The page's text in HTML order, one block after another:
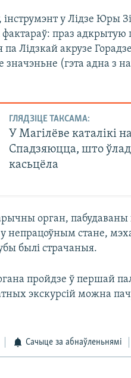
у Лідзе Юры
фактараў: праз
па Лідзкай акрузе
значэньне (гэта адна з
ГЛЯДЗІЦЕ ТАКСАМА:
У Магілёве каталікі
Спадзяюцца, што
касьцёла
орган, пабудаваны
непрацоўным стане,
былі страчаныя.
пройдзе ў першай
экскурсій можна
Сачыце за абнаўленьнямі